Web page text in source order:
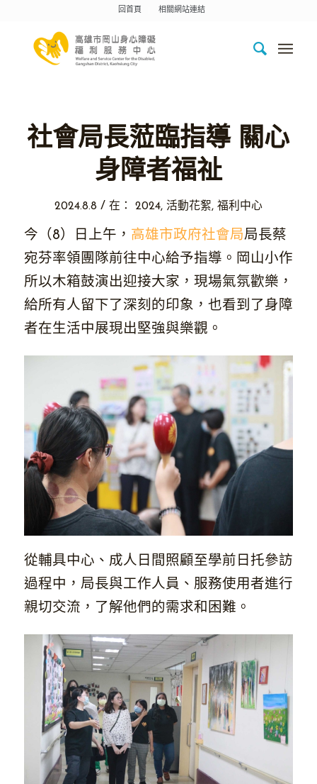
回首頁 相關網站連結
社會局長蒞臨指導 關心
身障者福祉
2024.8.8 / 在： 2024, 活動花絮, 福利中心
今（8）日上午， 高雄市政府社會局局長蔡
宛芬率領團隊前往中心給予指導。岡山小作
所以木箱鼓演出迎接大家，現場氣氛歡樂，
給所有人留下了深刻的印象，也看到了身障
者在生活中展現出堅強與樂觀。
從輔具中心、成人日間照顧至學前日托參訪
過程中，局長與工作人員、服務使用者進行
親切交流，了解他們的需求和困難。